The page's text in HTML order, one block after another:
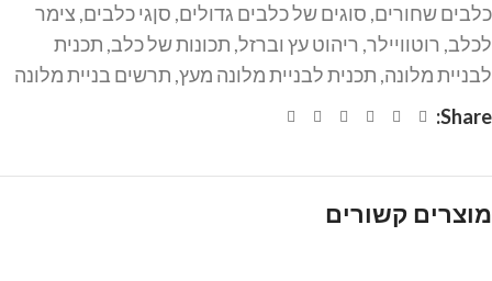
כלבים שחורים, סוגים של כלבים גדולים, סןגי כלבים, צימר
לכלב, רוטוויילר, ריהוט עץ וברזל, תכונות של כלב, תכנית
לבניית מלונה, תכנית לבניית מלונה מעץ, תרשים בניית מלונה
Share:
מוצרים קשורים